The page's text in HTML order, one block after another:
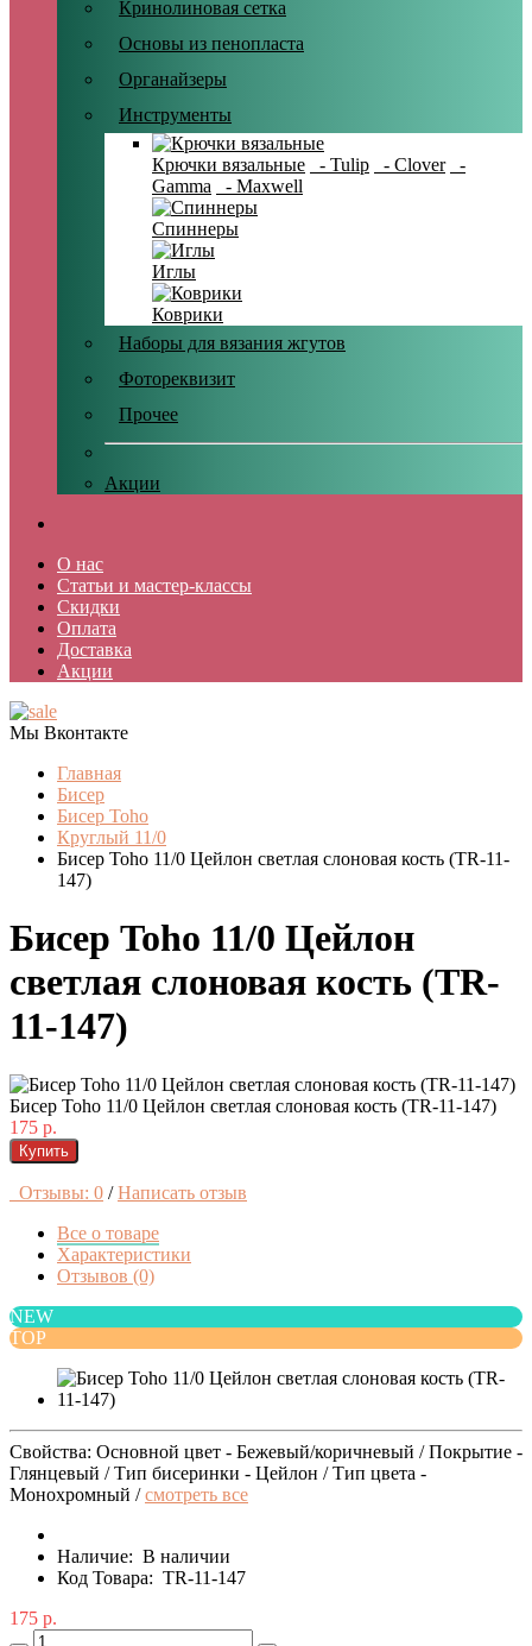
Кринолиновая сетка
Основы из пенопласта
Органайзеры
Инструменты
Крючки вязальные - Tulip - Clover
-
Gamma
- Maxwell
Спиннеры
Иглы
Коврики
Наборы для вязания жгутов
Фотореквизит
Прочее
Акции
О нас
Статьи и мастер-классы
Скидки
Оплата
Доставка
Акции
Мы Вконтакте
Главная
Бисер
Бисер Toho
Круглый 11/0
Бисер Toho 11/0 Цейлон светлая слоновая кость (TR-11-
147)
Бисер Toho 11/0 Цейлон
светлая слоновая кость (TR-
11-147)
Бисер Toho 11/0 Цейлон светлая слоновая кость (TR-11-147)
175 р.
Купить
Отзывы: 0 / Написать отзыв
Все о товаре
Характеристики
Отзывов (0)
NEW
TOP
Свойства: Основной цвет - Бежевый/коричневый / Покрытие -
Глянцевый / Тип бисеринки - Цейлон / Тип цвета -
Монохромный /смотреть все
Наличие: В наличии
Код Товара: TR-11-147
175 р.